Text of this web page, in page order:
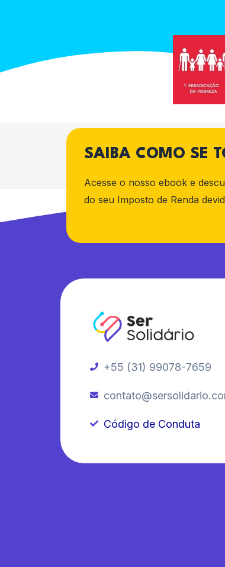
SAIBA COMO SE
Acesse o nosso ebook e
do seu Imposto de Renda
+55 (31) 99078-7659
Código de Conduta